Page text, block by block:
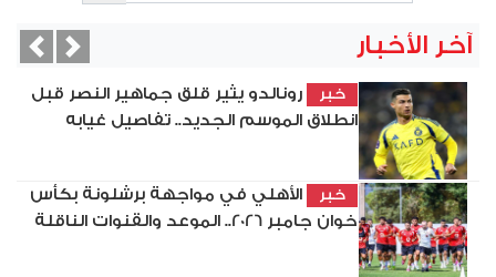
آخر الأخبار
خبر
رونالدو يثير قلق جماهير النصر قبل
انطلاق الموسم الجديد.. تفاصيل غيابه
خبر
الأهلي في مواجهة برشلونة بكأس
خوان جامبر 2026.. الموعد والقنوات الناقلة
Next